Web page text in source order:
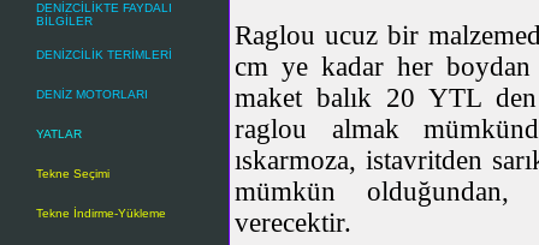
DENİZCİLİKTE FAYDALI
BİLGİLER
DENİZCİLİK TERİMLERİ
DENİZ MOTORLARI
YATLAR
Tekne Seçimi
Tekne İndirme-Yükleme
Raglou ucuz bir
cm ye kadar her
maket balık 20 YTL
raglou almak
ıskarmoza, istavritden
mümkün olduğundan,
verecektir.